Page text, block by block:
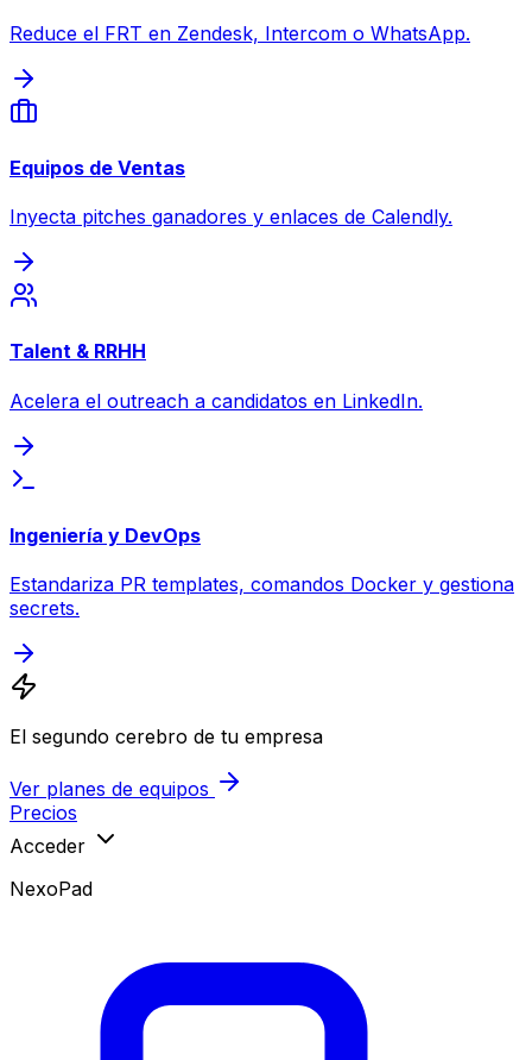
Reduce el FRT en Zendesk, Intercom o WhatsApp.
Equipos de Ventas
Inyecta pitches ganadores y enlaces de Calendly.
Talent & RRHH
Acelera el outreach a candidatos en LinkedIn.
Ingeniería y DevOps
Estandariza PR templates, comandos Docker y gestiona
secrets.
El segundo cerebro de tu empresa
Ver planes de equipos
Precios
Acceder
NexoPad